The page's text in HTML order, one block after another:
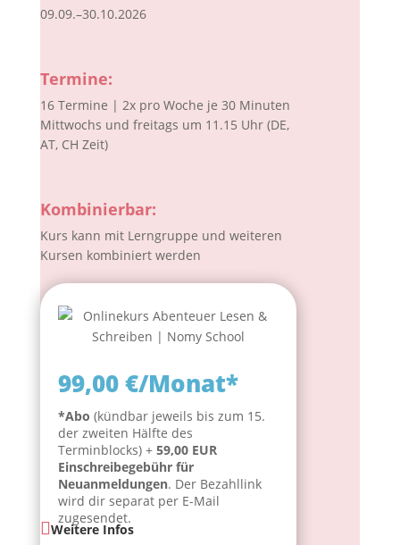
09.09.–30.10.2026
Termine:
16 Termine | 2x pro Woche je 30 Minuten
Mittwochs und freitags um 11.15 Uhr (DE,
AT, CH Zeit)
Kombinierbar:
Kurs kann mit Lerngruppe und weiteren
Kursen kombiniert werden
99,00 €/Monat*
*Abo (kündbar jeweils bis zum 15.
der zweiten Hälfte des
Terminblocks) + 59,00 EUR
Einschreibegebühr für
Neuanmeldungen. Der Bezahllink
wird dir separat per E-Mail
zugesendet.
Weitere Infos